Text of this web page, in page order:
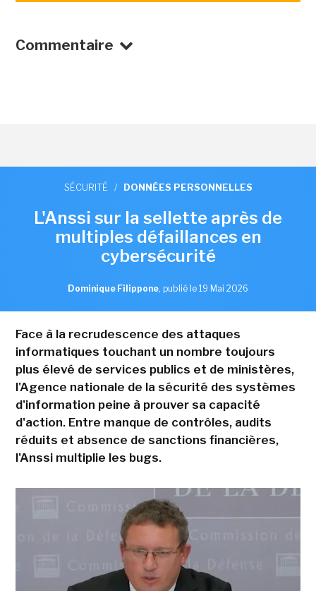
Commentaire
SÉCURITÉ / DONNÉES PERSONNELLES
L'Anssi sur la sellette après de
multiples défaillances en
cybersécurité
Dominique Filippone, publié le 19 Mai 2026
Face à la recrudescence des attaques
informatiques touchant un nombre toujours
plus élevé de services publics et de ministères,
l'Agence nationale de la sécurité des systèmes
d'information peine à prouver sa capacité
d'action. Entre manque de contrôles, audits
réduits et absence de sanctions financières,
l'Anssi multiplie les bugs.